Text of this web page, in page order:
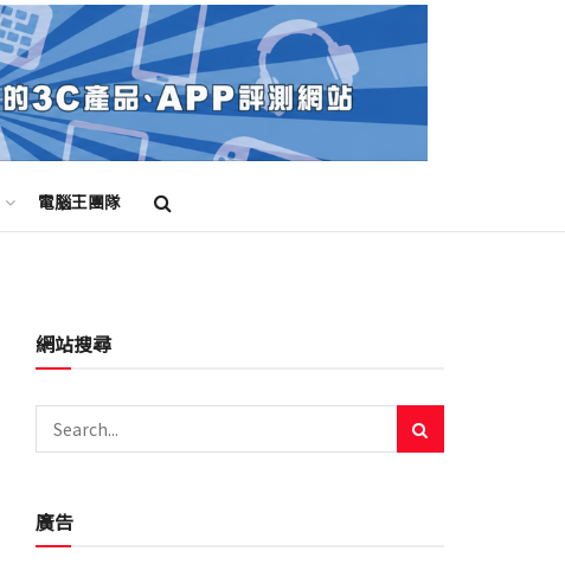
電腦王團隊
網站搜尋
廣告